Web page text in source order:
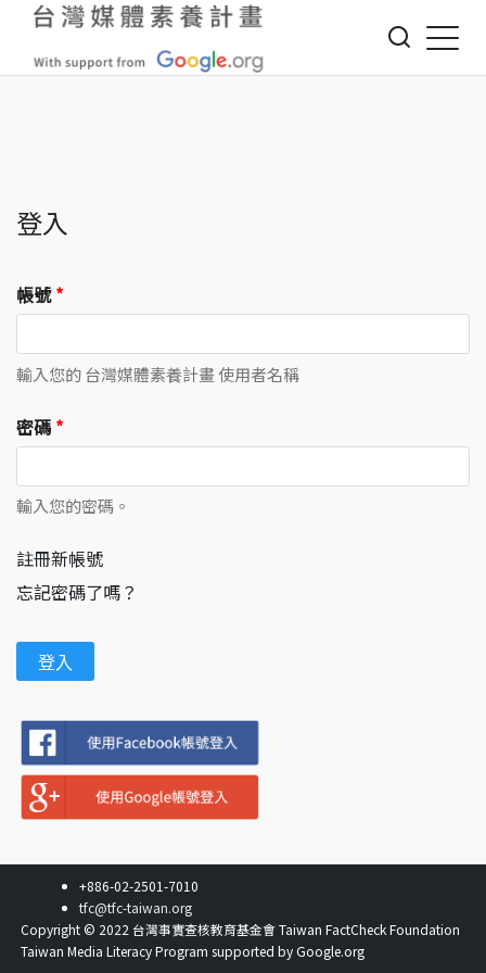
Jump to Navigation
Jump to Main content
登入
帳號*
輸入您的 台灣媒體素養計畫 使用者名稱
密碼 *
輸入您的密碼。
註冊新帳號
忘記密碼了嗎？
Copyright © 2022 台灣事實查核教育基金會 Taiwan FactCheck Foundation
Taiwan Media Literacy Program supported by Google.org
+886-02-2501-7010
tfc@tfc-taiwan.org